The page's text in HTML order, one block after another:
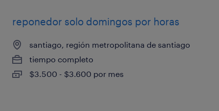
reponedor solo domingos por horas
santiago, región metropolitana de santiago
tiempo completo
$3.500 - $3.600 por mes